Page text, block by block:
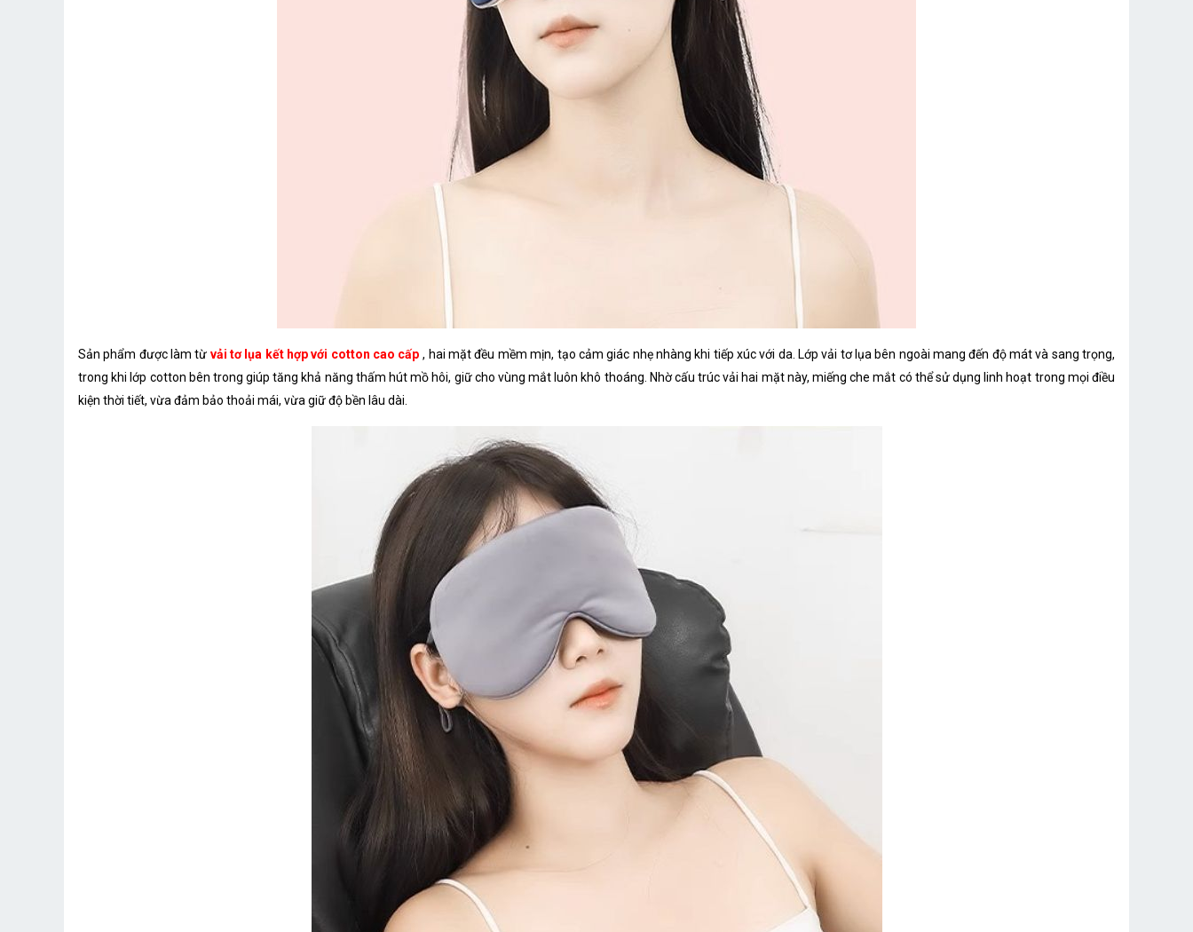
Sản phẩm được làm từ vải tơ lụa kết hợp với cotton cao cấp , hai mặt đều mềm mịn, tạo cảm giác nhẹ nhàng khi tiếp xúc với da. Lớp vải tơ lụa bên ngoài mang đến độ mát và sang trọng,
trong khi lớp cotton bên trong giúp tăng khả năng thấm hút mồ hôi, giữ cho vùng mắt luôn khô thoáng. Nhờ cấu trúc vải hai mặt này, miếng che mắt có thể sử dụng linh hoạt trong mọi điều
kiện thời tiết, vừa đảm bảo thoải mái, vừa giữ độ bền lâu dài.